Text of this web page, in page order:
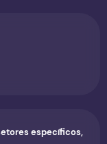
específicos,